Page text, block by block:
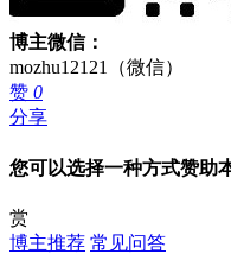
博主微信：
mozhu12121（微信）
赞 0
分享
您可以选择一种方式赞助
赏
博主推荐 常见问答